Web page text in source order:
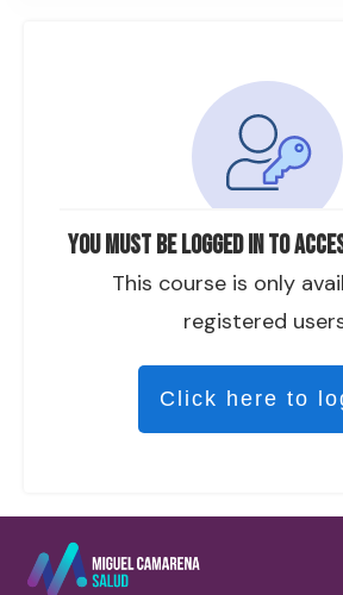
You must be logged in to
This course is only
registered
Click here to